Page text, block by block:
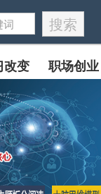
改变 职场创业